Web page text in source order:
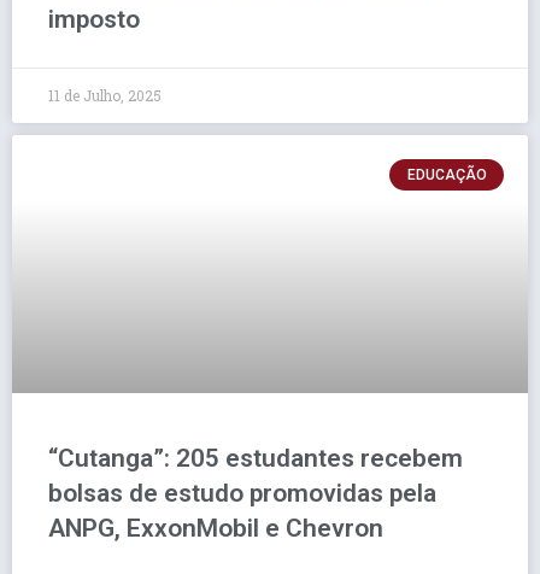
imposto
11 de Julho, 2025
EDUCAÇÃO
“Cutanga”: 205 estudantes recebem
bolsas de estudo promovidas pela
ANPG, ExxonMobil e Chevron